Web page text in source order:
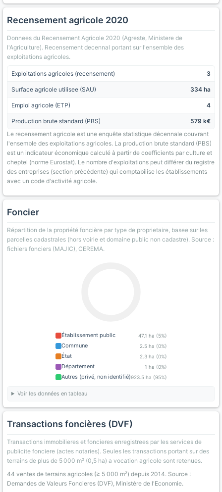
Recensement agricole 2020
Donnees du Recensement Agricole 2020 (Agreste, Ministere de
l'Agriculture). Recensement decennal portant sur l'ensemble des
exploitations agricoles.
Exploitations agricoles (recensement) 3
Surface agricole utilisee (SAU) 334 ha
Emploi agricole (ETP) 4
Production brute standard (PBS)
579 k€
Le recensement agricole est une enquête statistique décennale couvrant
l'ensemble des exploitations agricoles. La production brute standard (PBS)
est un indicateur économique calculé à partir de coefficients par culture et
cheptel (norme Eurostat). Le nombre d'exploitations peut différer du registre
des entreprises (section précédente) qui comptabilise les établissements
avec un code d'activité agricole.
Foncier
Répartition de la propriété foncière par type de proprietaire, basee sur les
parcelles cadastrales (hors voirie et domaine public non cadastre). Source :
fichiers fonciers (MAJIC), CEREMA.
Établissement public 47.1 ha (5%)
Commune 2.5 ha (0%)
État 2.3 ha (0%)
Département 1 ha (0%)
Autres (privé, non identifié)923.5 ha (95%)
Voir les données en tableau
Transactions foncières (DVF)
Transactions immobilieres et foncieres enregistrees par les services de
publicite fonciere (actes notaries). Seules les transactions portant sur des
terrains de plus de 5 000 m² (0,5 ha) a vocation agricole sont retenues.
44 ventes de terrains agricoles (≥ 5 000 m²) depuis 2014. Source :
Demandes de Valeurs Foncieres (DVF), Ministère de l'Economie.